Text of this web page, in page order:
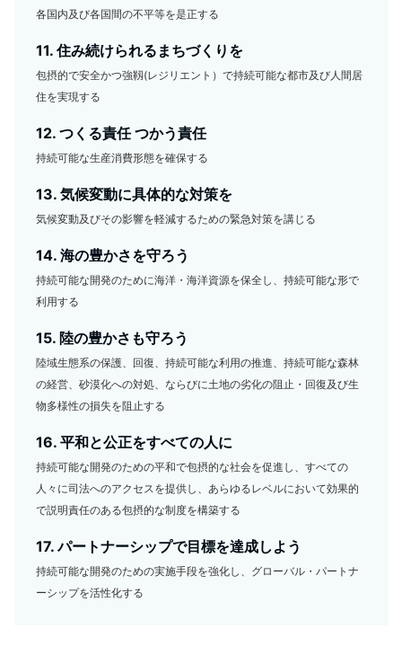
各国内及び各国間の不平等を是正する
11. 住み続けられるまちづくりを
包摂的で安全かつ強靱(レジリエント）で持続可能な都市及び人間居
住を実現する
12. つくる責任 つかう責任
持続可能な生産消費形態を確保する
13. 気候変動に具体的な対策を
気候変動及びその影響を軽減するための緊急対策を講じる
14. 海の豊かさを守ろう
持続可能な開発のために海洋・海洋資源を保全し、持続可能な形で
利用する
15. 陸の豊かさも守ろう
陸域生態系の保護、回復、持続可能な利用の推進、持続可能な森林
の経営、砂漠化への対処、ならびに土地の劣化の阻止・回復及び生
物多様性の損失を阻止する
16. 平和と公正をすべての人に
持続可能な開発のための平和で包摂的な社会を促進し、すべての
人々に司法へのアクセスを提供し、あらゆるレベルにおいて効果的
で説明責任のある包摂的な制度を構築する
17. パートナーシップで目標を達成しよう
持続可能な開発のための実施手段を強化し、グローバル・パートナ
ーシップを活性化する